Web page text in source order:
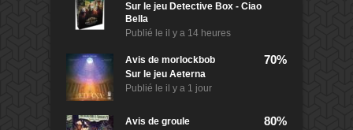
Sur le jeu Detective Box - Ciao
Bella
Publié le il y a 14 heures
Avis de morlockbob
Sur le jeu Aeterna
Publié le il y a 1 jour
70%
Avis de groule 80%